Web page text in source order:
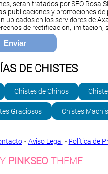
seran tratados por SEO Rosa
publicaciones y promociones
ubicados en los servidores de
de rectificacion, limitacion,
DE CHISTES
Chistes de Chinos
Graciosos Chistes
- Aviso Legal - Política de
PINKSEO THEME